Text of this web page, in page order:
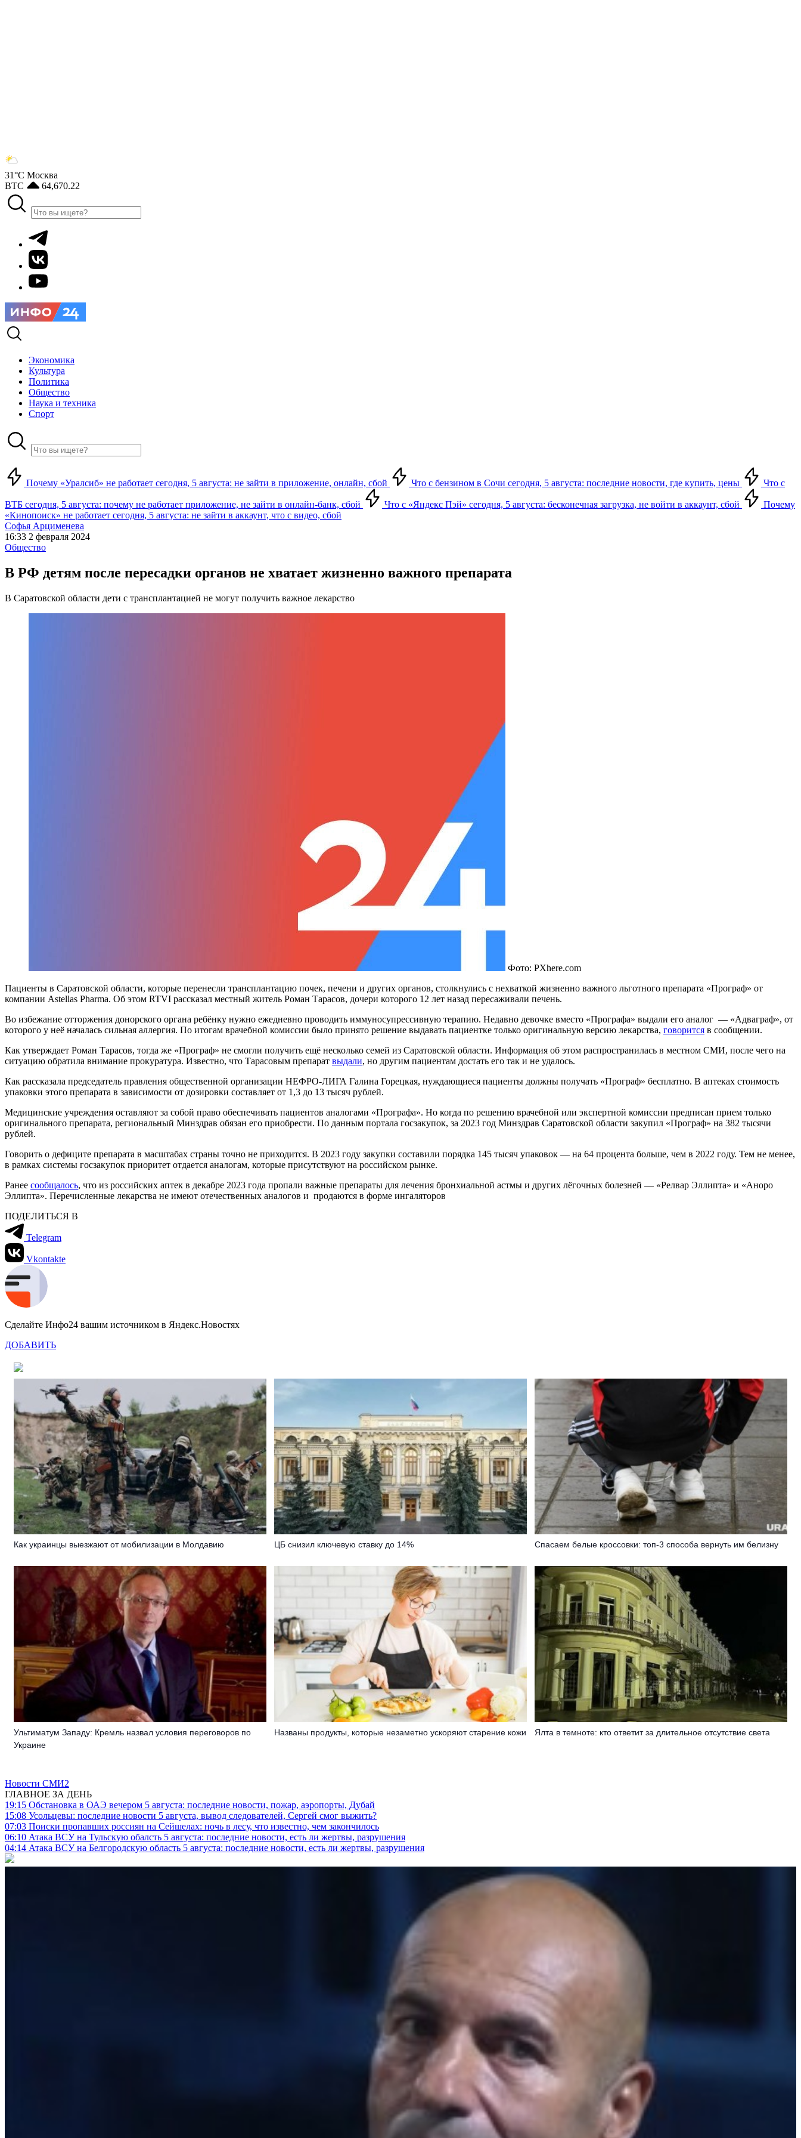
31°С Москва
BTC
64,670.22
Экономика
Культура
Политика
Общество
Наука и техника
Спорт
Почему «Уралсиб» не работает сегодня, 5 августа: не зайти в приложение, онлайн, сбой Что с бензином в Сочи сегодня, 5 августа: последние новости, где купить, цены Что с
ВТБ сегодня, 5 августа: почему не работает приложение, не зайти в онлайн-банк, сбой Что с «Яндекс Пэй» сегодня, 5 августа: бесконечная загрузка, не войти в аккаунт, сбой
Почему
«Кинопоиск» не работает сегодня, 5 августа: не зайти в аккаунт, что с видео, сбой
Софья Арцименева
16:33 2 февраля 2024
Общество
В РФ детям после пересадки органов не хватает жизненно важного препарата
В Саратовской области дети с трансплантацией не могут получить важное лекарство
Фото: PXhere.com
Пациенты в Саратовской области, которые перенесли трансплантацию почек, печени и других органов, столкнулись с нехваткой жизненно важного льготного препарата «Програф» от
компании Astellas Pharma. Об этом RTVI рассказал местный житель Роман Тарасов, дочери которого 12 лет назад пересаживали печень.
Во избежание отторжения донорского органа ребёнку нужно ежедневно проводить иммуносупрессивную терапию. Недавно девочке вместо «Прографа» выдали его аналог — «Адваграф», от
которого у неё началась сильная аллергия. По итогам врачебной комиссии было принято решение выдавать пациентке только оригинальную версию лекарства, говорится в сообщении.
Как утверждает Роман Тарасов, тогда же «Програф» не смогли получить ещё несколько семей из Саратовской области. Информация об этом распространилась в местном СМИ, после чего на
ситуацию обратила внимание прокуратура. Известно, что Тарасовым препарат выдали, но другим пациентам достать его так и не удалось.
Как рассказала председатель правления общественной организации НЕФРО-ЛИГА Галина Горецкая, нуждающиеся пациенты должны получать «Програф» бесплатно. В аптеках стоимость
упаковки этого препарата в зависимости от дозировки составляет от 1,3 до 13 тысяч рублей.
Медицинские учреждения оставляют за собой право обеспечивать пациентов аналогами «Прографа». Но когда по решению врачебной или экспертной комиссии предписан прием только
оригинального препарата, региональный Минздрав обязан его приобрести. По данным портала госзакупок, за 2023 год Минздрав Саратовской области закупил «Програф» на 382 тысячи
рублей.
Говорить о дефиците препарата в масштабах страны точно не приходится. В 2023 году закупки составили порядка 145 тысяч упаковок — на 64 процента больше, чем в 2022 году. Тем не менее,
в рамках системы госзакупок приоритет отдается аналогам, которые присутствуют на российском рынке.
Ранее сообщалось, что из российских аптек в декабре 2023 года пропали важные препараты для лечения бронхиальной астмы и других лёгочных болезней — «Релвар Эллипта» и «Аноро
Эллипта». Перечисленные лекарства не имеют отечественных аналогов и продаются в форме ингаляторов
ПОДЕЛИТЬСЯ В
Telegram
Vkontakte
Сделайте Инфо24 вашим источником в Яндекс.Новостях
ДОБАВИТЬ
Как украинцы выезжают от мобилизации в Молдавию ЦБ снизил ключевую ставку до 14% Спасаем белые кроссовки: топ-3 способа вернуть им белизну
Ультиматум Западу: Кремль назвал условия переговоров по
Украине
Названы продукты, которые незаметно ускоряют старение кожи Ялта в темноте: кто ответит за длительное отсутствие света
Новости СМИ2
ГЛАВНОЕ ЗА ДЕНЬ
19:15 Обстановка в ОАЭ вечером 5 августа: последние новости, пожар, аэропорты, Дубай
15:08 Усольцевы: последние новости 5 августа, вывод следователей, Сергей смог выжить?
07:03 Поиски пропавших россиян на Сейшелах: ночь в лесу, что известно, чем закончилось
06:10 Атака ВСУ на Тульскую обалсть 5 августа: последние новости, есть ли жертвы, разрушения
04:14 Атака ВСУ на Белгородскую область 5 августа: последние новости, есть ли жертвы, разрушения